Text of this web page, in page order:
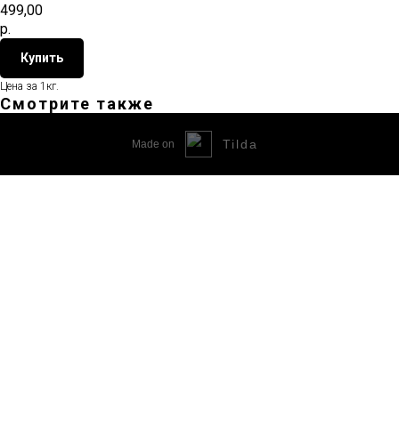
499,00
р.
Купить
Цена за 1кг.
Смотрите также
Made on Tilda